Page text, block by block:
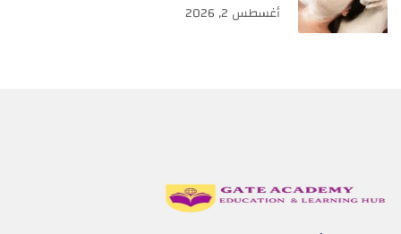
أغسطس 2, 2026